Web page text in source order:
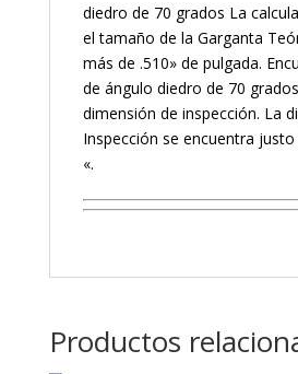
diedro de 70 grados La
el tamaño de la Garganta
más de .510» de pulgada.
de ángulo diedro de 70
dimensión de inspección. La
Inspección se encuentra
«.
Productos